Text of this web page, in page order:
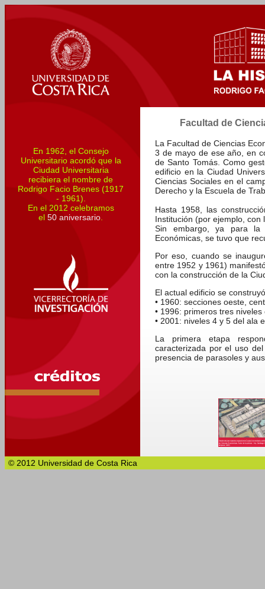
La Facultad de Ciencias
3 de mayo de ese año, en
de Santo Tomás. Como
edificio en la Ciudad
Ciencias Sociales en el
Derecho y la Escuela de
Hasta 1958, las
Institución (por ejemplo,
Sin embargo, ya para la
Económicas, se tuvo que
Por eso, cuando se
entre 1952 y 1961)
con la construcción de la
El actual edificio se
• 1960: secciones oeste,
• 1996: primeros tres niveles
• 2001: niveles 4 y 5 del ala
La primera etapa
caracterizada por el uso
presencia de parasoles y
© 2012 Universidad de Costa Rica
Facultad de
En 1962, el Consejo
Universitario acordó que la
Ciudad Universitaria
recibiera el nombre de
Rodrigo Facio Brenes (1917
- 1961).
En el 2012 celebramos
el 50 aniversario